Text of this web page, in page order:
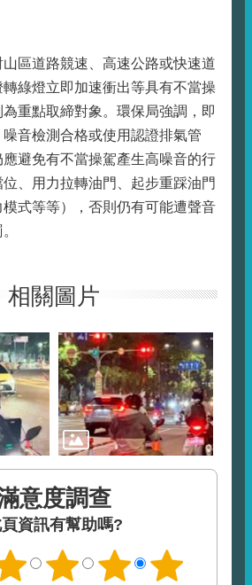
區道路競速、高速公路或快速道
綠燈立即加速衝出等具有不當操
重點取締對象。環保局強調，即
音檢測合格或使用認證排氣管
應避免有不當操駕產生高噪音的行
、用力拉轉油門、起步重踩油門
式等等），否則仍有可能遭聲音
相關圖片
意度調查
資訊有幫助嗎?